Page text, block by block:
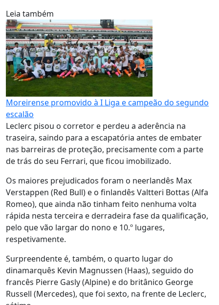
Leia também
Moreirense promovido à I Liga e campeão do segundo
escalão
Leclerc pisou o corretor e perdeu a aderência na
traseira, saindo para a escapatória antes de embater
nas barreiras de proteção, precisamente com a parte
de trás do seu Ferrari, que ficou imobilizado.
Os maiores prejudicados foram o neerlandês Max
Verstappen (Red Bull) e o finlandês Valtteri Bottas (Alfa
Romeo), que ainda não tinham feito nenhuma volta
rápida nesta terceira e derradeira fase da qualificação,
pelo que vão largar do nono e 10.º lugares,
respetivamente.
Surpreendente é, também, o quarto lugar do
dinamarquês Kevin Magnussen (Haas), seguido do
francês Pierre Gasly (Alpine) e do britânico George
Russell (Mercedes), que foi sexto, na frente de Leclerc,